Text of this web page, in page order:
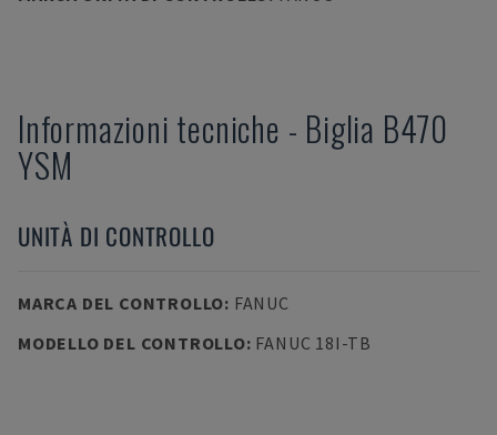
Informazioni tecniche - Biglia B470
YSM
UNITÀ DI CONTROLLO
MARCA DEL CONTROLLO: FANUC
MODELLO DEL CONTROLLO: FANUC 18I-TB